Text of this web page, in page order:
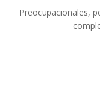
Preocupacionales,